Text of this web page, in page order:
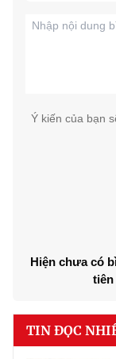
Ý kiến của bạn
Hiện chưa có
tiên
TIN ĐỌC